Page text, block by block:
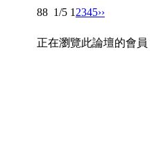
88 1/5 1 2345››
正在瀏覽此論壇的會員